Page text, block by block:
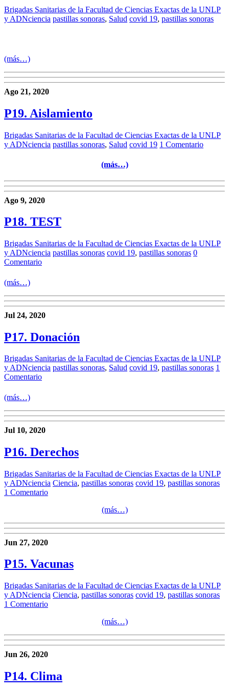
Brigadas Sanitarias de la Facultad de Ciencias Exactas de la UNLP
y ADNciencia pastillas sonoras, Salud covid 19, pastillas sonoras
(más…)
Ago 21, 2020
P19. Aislamiento
Brigadas Sanitarias de la Facultad de Ciencias Exactas de la UNLP
y ADNciencia pastillas sonoras, Salud covid 19 1 Comentario
(más…)
Ago 9, 2020
P18. TEST
Brigadas Sanitarias de la Facultad de Ciencias Exactas de la UNLP
y ADNciencia pastillas sonoras covid 19, pastillas sonoras 0
Comentario
(más…)
Jul 24, 2020
P17. Donación
Brigadas Sanitarias de la Facultad de Ciencias Exactas de la UNLP
y ADNciencia pastillas sonoras, Salud covid 19, pastillas sonoras 1
Comentario
(más…)
Jul 10, 2020
P16. Derechos
Brigadas Sanitarias de la Facultad de Ciencias Exactas de la UNLP
y ADNciencia Ciencia, pastillas sonoras covid 19, pastillas sonoras
1 Comentario
(más…)
Jun 27, 2020
P15. Vacunas
Brigadas Sanitarias de la Facultad de Ciencias Exactas de la UNLP
y ADNciencia Ciencia, pastillas sonoras covid 19, pastillas sonoras
1 Comentario
(más…)
Jun 26, 2020
P14. Clima